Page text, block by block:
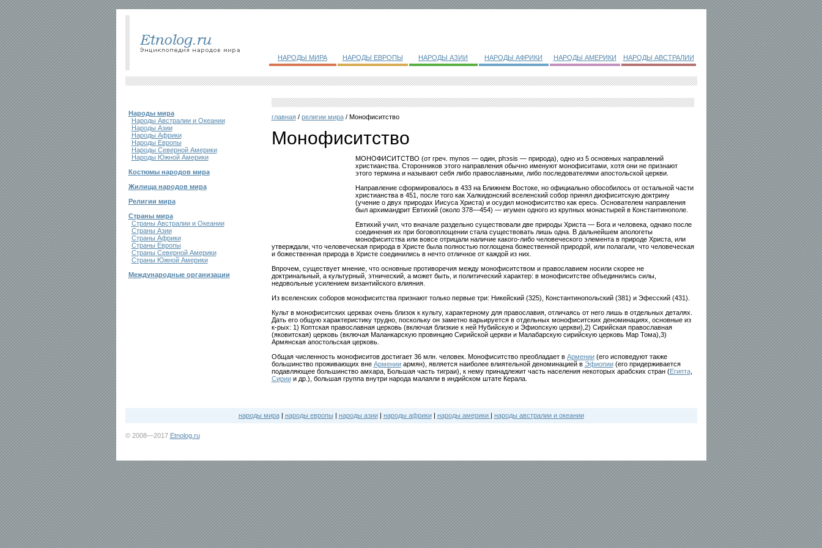
НАРОДЫ МИРА НАРОДЫ ЕВРОПЫ НАРОДЫ АЗИИ НАРОДЫ АФРИКИ НАРОДЫ АМЕРИКИ НАРОДЫ АВСТРАЛИИ
Народы мира
Народы Австралии и Океании
Народы Азии
Народы Африки
Народы Европы
Народы Северной Америки
Народы Южной Америки
Костюмы народов мира
Жилища народов мира
Религии мира
Страны мира
Страны Австралии и Океании
Страны Азии
Страны Африки
Страны Европы
Страны Северной Америки
Страны Южной Америки
Международные организации
главная/ религии мира/ Монофиситство
Монофиситство
МОНОФИСИТСТВО (от греч. mуnos — один, phэsis — природа), одно из 5 основных направлений
христианства. Сторонников этого направления обычно именуют монофиситами, хотя они не признают
этого термина и называют себя либо православными, либо последователями апостольской церкви.
Направление сформировалось в 433 на Ближнем Востоке, но официально обособилось от остальной части
христианства в 451, после того как Халкидонский вселенский собор принял диофиситскую доктрину
(учение о двух природах Иисуса Христа) и осудил монофиситство как ересь. Основателем направления
был архимандрит Евтихий (около 378—454) — игумен одного из крупных монастырей в Константинополе.
Евтихий учил, что вначале раздельно существовали две природы Христа — Бога и человека, однако после
соединения их при боговоплощении стала существовать лишь одна. В дальнейшем апологеты
монофиситства или вовсе отрицали наличие какого-либо человеческого элемента в природе Христа, или
утверждали, что человеческая природа в Христе была полностью поглощена божественной природой, или полагали, что человеческая
и божественная природа в Христе соединились в нечто отличное от каждой из них.
Впрочем, существует мнение, что основные противоречия между монофиситством и православием носили скорее не
доктринальный, а культурный, этнический, а может быть, и политический характер: в монофиситстве объединились силы,
недовольные усилением византийского влияния.
Из вселенских соборов монофиситства признают только первые три: Никейский (325), Константинопольский (381) и Эфесский (431).
Культ в монофиситских церквах очень близок к культу, характерному для православия, отличаясь от него лишь в отдельных деталях.
Дать его общую характеристику трудно, поскольку он заметно варьируется в отдельных монофиситских деноминациях, основные из
к-рых: 1) Коптская православная церковь (включая близкие к ней Нубийскую и Эфиопскую церкви),2) Сирийская православная
(яковитская) церковь (включая Маланкарскую провинцию Сирийской церкви и Малабарскую сирийскую церковь Мар Тома),3)
Армянская апостольская церковь.
Общая численность монофиситов достигает 36 млн. человек. Монофиситство преобладает в Армении(его исповедуют также
большинство проживающих вне Арменииармян), является наиболее влиятельной деноминацией в Эфиопии(его придерживается
подавляющее большинство амхара, Большая часть тиграи), к нему принадлежит часть населения некоторых арабских стран (Египта,
Сириии др.), большая группа внутри народа малаяли в индийском штате Керала.
народы мира| народы европы | народы азии| народы африки| народы америки | народы австралии и океании
© 2008—2017 Etnolog.ru